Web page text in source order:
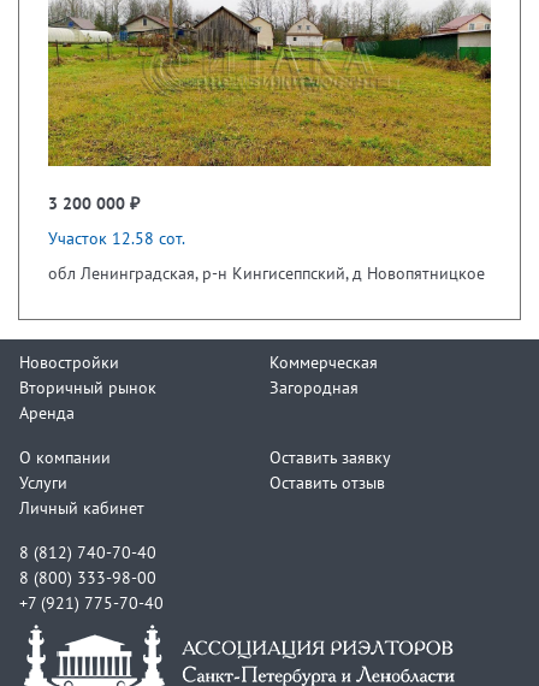
3 200 000 ₽
Участок 12.58 сот.
обл Ленинградская, р-н Кингисеппский, д Новопятницкое
Новостройки
Вторичный рынок
Аренда
Коммерческая
Загородная
О компании
Услуги
Личный кабинет
Оставить заявку
Оставить отзыв
8 (812) 740-70-40
8 (800) 333-98-00
+7 (921) 775-70-40